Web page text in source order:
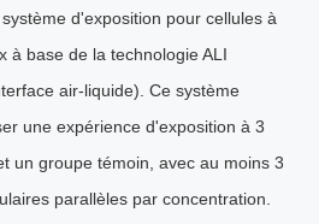
d'exposition pour cellules à
à base de la technologie ALI
air-liquide). Ce système
une expérience d'exposition à 3
un groupe témoin, avec au moins 3
parallèles par concentration.